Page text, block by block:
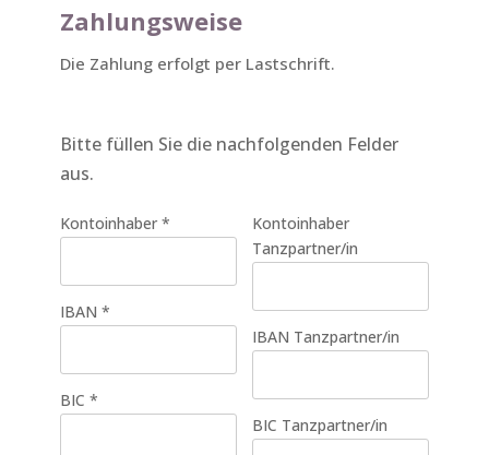
Zahlungsweise
Die Zahlung erfolgt per Lastschrift.
Bitte füllen Sie die nachfolgenden Felder
aus.
Kontoinhaber *
IBAN *
BIC *
Kontoinhaber
Tanzpartner/in
IBAN Tanzpartner/in
BIC Tanzpartner/in